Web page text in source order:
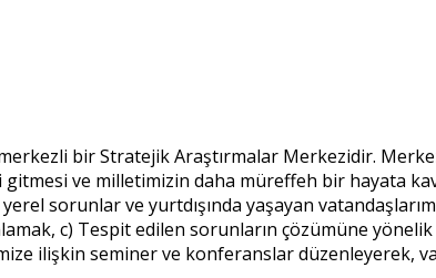
bir Stratejik Araştırmalar Merkezidir.
ve milletimizin daha müreffeh bir hayata
sorunlar ve yurtdışında yaşayan
c) Tespit edilen sorunların çözümüne
ilişkin seminer ve konferanslar düzenleyerek,